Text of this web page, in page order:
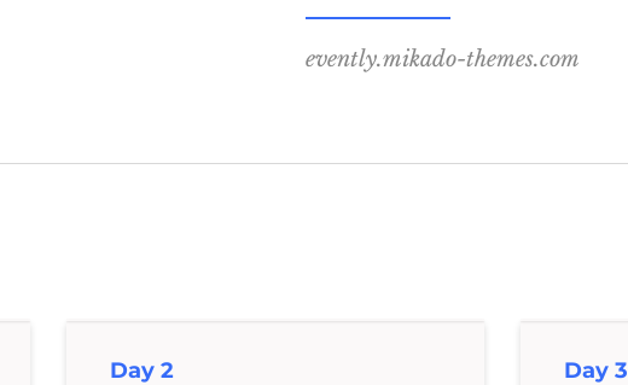
evently.mikado-themes.com
Day 2
Day 3